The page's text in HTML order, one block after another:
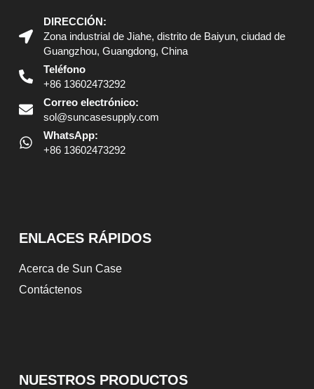
DIRECCIÓN:
Zona industrial de Jiahe, distrito de Baiyun, ciudad de
Guangzhou, Guangdong, China
Teléfono
+86 13602473292
Correo electrónico:
sol@suncasesupply.com
WhatsApp:
+86 13602473292
ENLACES RÁPIDOS
Acerca de Sun Case
Contáctenos
NUESTROS PRODUCTOS